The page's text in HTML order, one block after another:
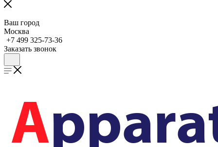
Ваш город
Москва
+7 499 325-73-36
Заказать звонок